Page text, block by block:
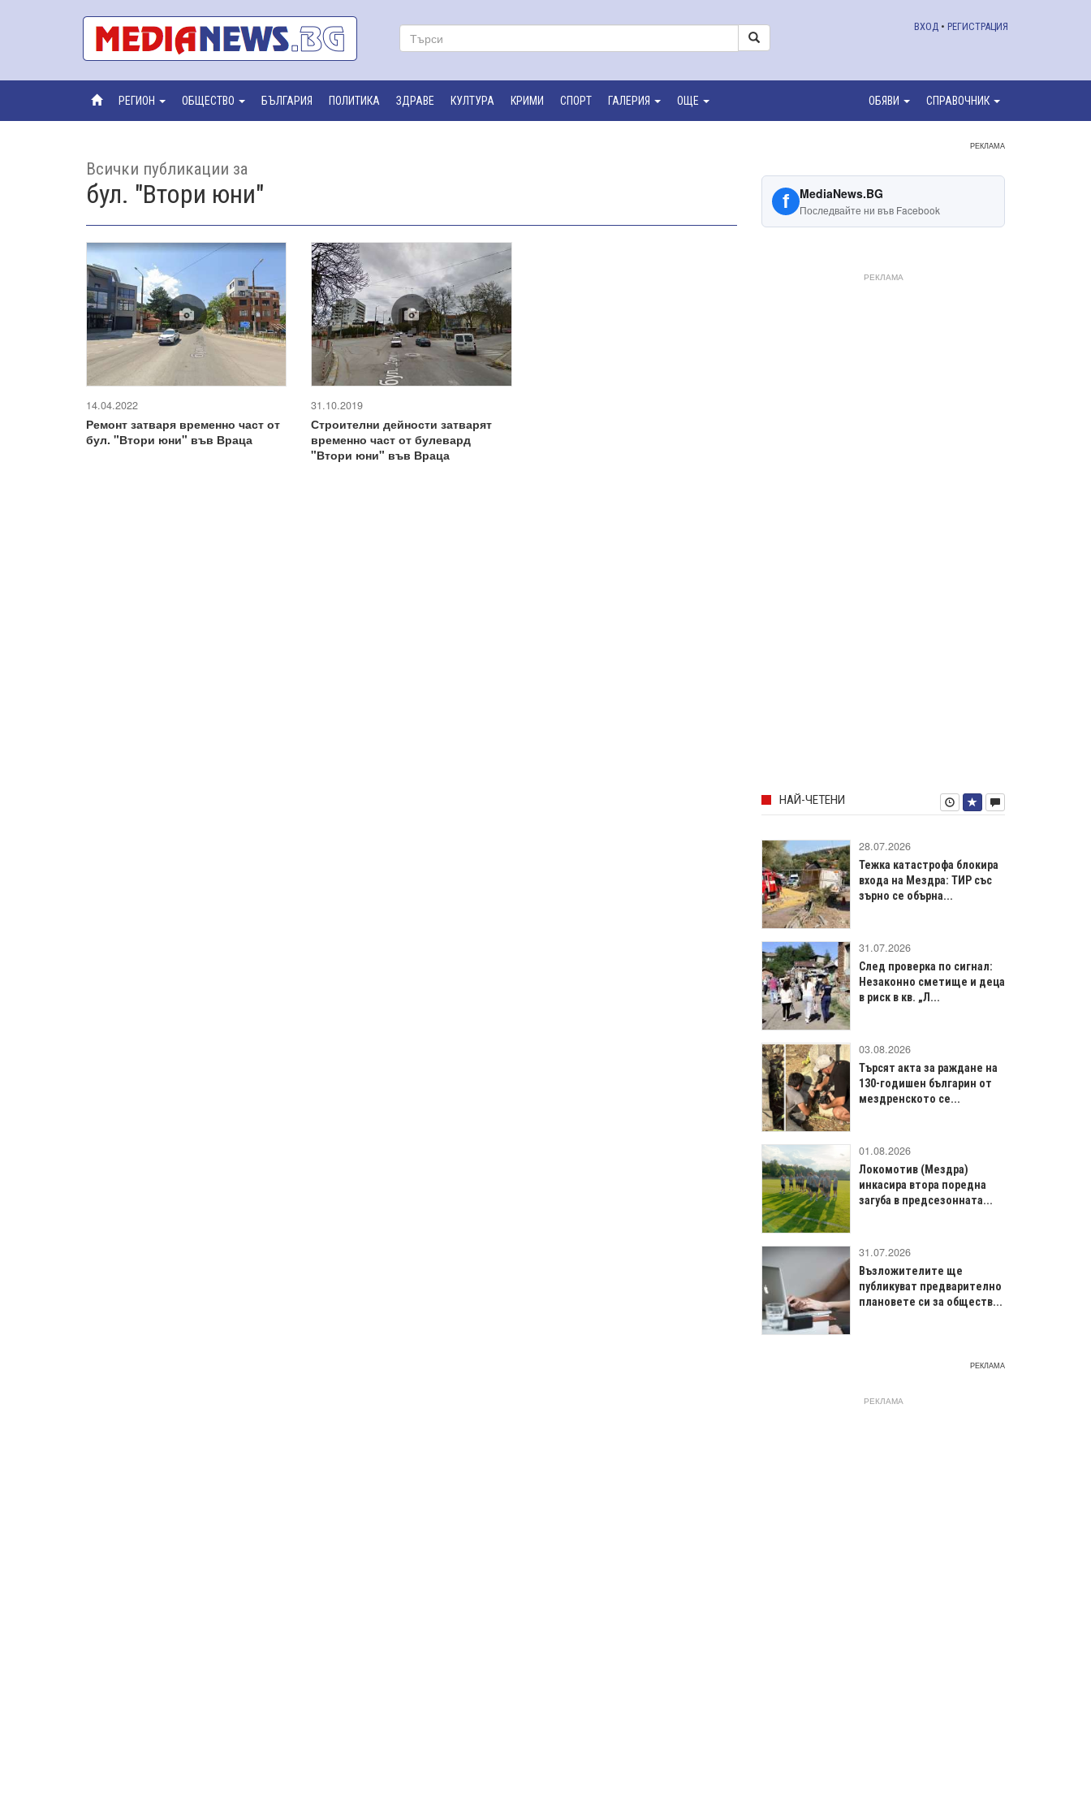
ВХОД • РЕГИСТРАЦИЯ
РЕГИОН ОБЩЕСТВО БЪЛГАРИЯ ПОЛИТИКА ЗДРАВЕ КУЛТУРА КРИМИ СПОРТ ГАЛЕРИЯ ОЩЕ ОБЯВИ СПРАВОЧНИК
Всички публикации за
бул. "Втори юни"
14.04.2022
Ремонт затваря временно част от
бул. "Втори юни" във Враца
31.10.2019
Строителни дейности затварят
временно част от булевард
"Втори юни" във Враца
РЕКЛАМА
f MediaNews.BG
Последвайте ни във Facebook
РЕКЛАМА
НАЙ-ЧЕТЕНИ
28.07.2026
Тежка катастрофа блокира
входа на Мездра: ТИР със
зърно се обърна...
31.07.2026
След проверка по сигнал:
Незаконно сметище и деца
в риск в кв. „Л...
03.08.2026
Търсят акта за раждане на
130-годишен българин от
мездренското се...
01.08.2026
Локомотив (Мездра)
инкасира втора поредна
загуба в предсезонната...
31.07.2026
Възложителите ще
публикуват предварително
плановете си за обществ...
РЕКЛАМА
РЕКЛАМА